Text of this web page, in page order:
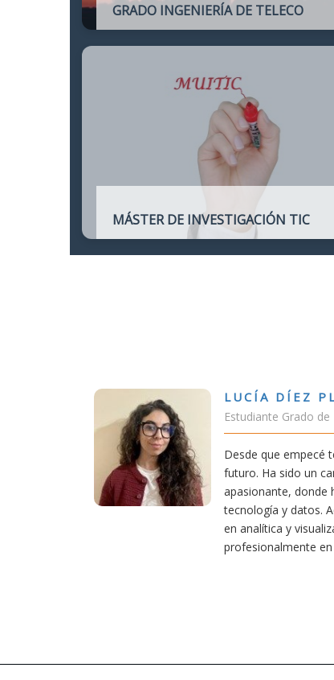
GRADO INGENIERÍA DE TELECO
MÁSTER DE INVESTIGACIÓN TIC
Telecomunicación
supe que era una carrera de
desafiante, pero también
una base sólida en
aplico mis conocimientos